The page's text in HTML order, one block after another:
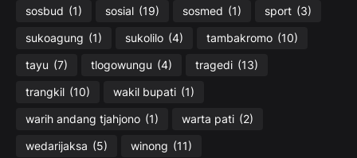
sosbud (1) sosial (19) sosmed (1) sport (3)
sukoagung (1) sukolilo (4) tambakromo (10)
tayu (7) tlogowungu (4) tragedi (13)
trangkil (10) wakil bupati (1)
warih andang tjahjono (1) warta pati (2)
wedarijaksa (5) winong (11)